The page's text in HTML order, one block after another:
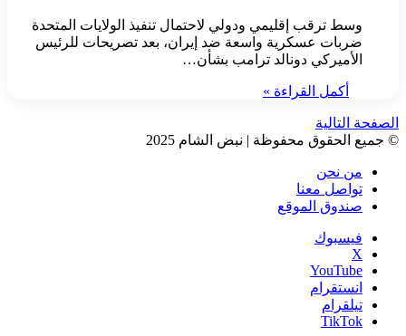
وسط ترقب إقليمي ودولي لاحتمال تنفيذ الولايات المتحدة
ضربات عسكرية واسعة ضد إيران، بعد تصريحات للرئيس
الأميركي دونالد ترامب بشأن…
أكمل القراءة »
الصفحة التالية
© جميع الحقوق محفوظة | نبض الشام 2025
من نحن
تواصل معنا
صندوق الموقع
فيسبوك
‫X
‫YouTube
انستقرام
تيلقرام
‫TikTok